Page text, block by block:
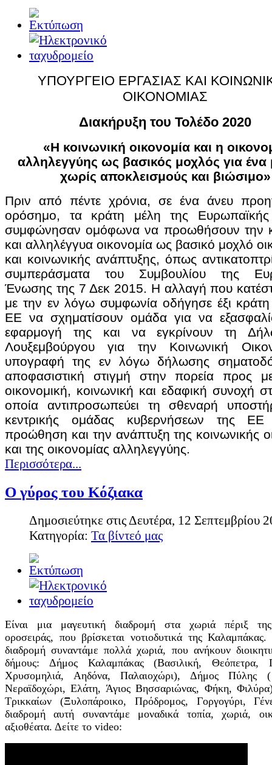
Διαβάστε περισσότερα...
Πολιτιστικές Διαδρομές
τους πολιτιστικούς χώρους και τα μουσεία της περιοχής που
Θεόπετρας, λίγα χιλιόμετρα πριν από τα Μετέωρα, μας δίνει
Διαβάστε περισσότερα...
Πώς προέκυψαν τα...
Η ΠΕ Τρικάλων, δεύτερη σε έκταση στο θεσσαλικό χώρο,
πλούσια μυθολογία. Στην περιοχή δεσπόζουν τα Μετέωρα ως
οροσειρά της Πίνδου, ανατολικά τον γόνιμο θεσσαλικό κάμπο και
Διαβάστε περισσότερα...
Το φαγητό στα...
Στο φαγητό πλεονεκτεί η περιοχή των Τρικάλων από την εποχή
ανθρώπων, δηλαδή τα βότανα του Κόζιακα. Η τροφή μας είναι το
Διαβάστε περισσότερα...
ΥΠΟΥΡΓΕΙΟ ΕΡΓΑΣΙΑΣ ΚΑΙ
ΟΙΚΟΝΟΜΙΑΣ
Διακήρυξη του Τολέδο 2020
«Η κοινωνική οικονομία και η
αλληλεγγύης ως βασικός μοχλός για ένα
χωρίς αποκλεισμούς και βιώσιμο»
Πριν από πέντε χρόνια, σε ένα άνευ
ορόσημο, τα κράτη μέλη της
συμφώνησαν ομόφωνα να προωθήσουν την
και αλληλέγγυα οικονομία ως βασικό μοχλό
και κοινωνικής ανάπτυξης, όπως
συμπεράσματα του Συμβουλίου της
Ένωσης της 7 Δεκ 2015. Η αλλαγή που
με την εν λόγω συμφωνία οδήγησε έξι
ΕΕ να σχηματίσουν ομάδα για να
εφαρμογή της και να εγκρίνουν τη
Λουξεμβούργου για την Κοινωνική
υπογραφή της εν λόγω δήλωσης
αποφασιστική στιγμή στην πορεία προς
οικονομική, κοινωνική και εδαφική συνοχή
οποία αντιπροσωπεύει τη σθεναρή
κεντρικής ομάδας κυβερνήσεων της
προώθηση και την ανάπτυξη της κοινωνικής
και της οικονομίας αλληλεγγύης.
Περισσότερα...
Ο γύρος του Κόζιακα
Δημοσιεύτηκε στις Δευτέρα, 12 Σεπτεμβρίου
Κατηγορία: Τα βίντεό μας
Είναι μια μαγευτική διαδρομή στα χωριά πέριξ
οροσειράς, που βρίσκεται νοτιοδυτικά της
διαδρομή συναντάμε πολλά χωριά, που ανήκουν
δήμους: Δήμος Καλαμπάκας (Βασιλική, Θεόπετρα,
Χρυσομηλιά, Αηδόνα, Παλαιοχώρι), Δήμος Πύλης (
Νεραϊδοχώρι, Ελάτη, Άγιος Βησσαριώνας, Φήκη,
Τρικκαίων (Ξυλοπάροικο, Πρόδρομος, Γοργογύρι,
διαδρομή αυτή συναντάμε μοναδικά τοπία, χωριά,
αξιοθέατα. Δείτε το video: